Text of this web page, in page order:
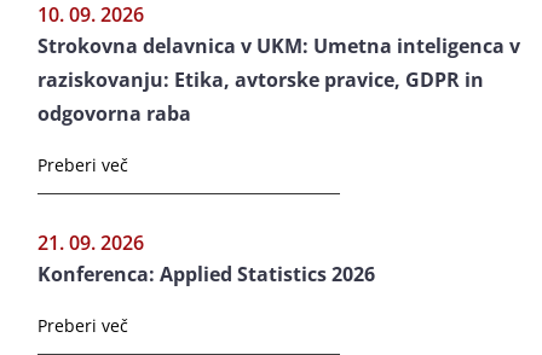
10. 09. 2026
Strokovna delavnica v UKM: Umetna inteligenca v
raziskovanju: Etika, avtorske pravice, GDPR in
odgovorna raba
Preberi več
21. 09. 2026
Konferenca: Applied Statistics 2026
Preberi več